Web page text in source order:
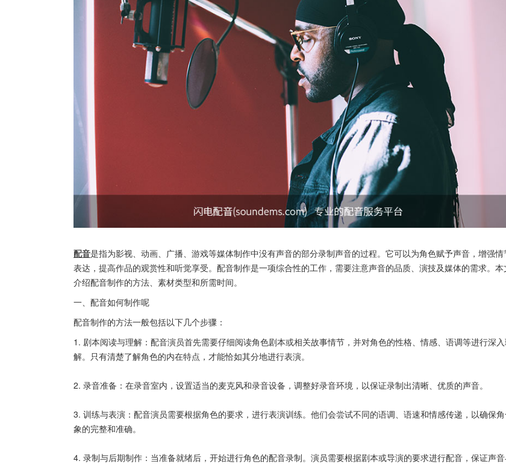
配音是指为影视、动画、广播、游戏等媒体制作中没有声音的部分录制声音的过程。它可以为角色赋予声音，增强情
表达，提高作品的观赏性和听觉享受。配音制作是一项综合性的工作，需要注意声音的品质、演技及媒体的需求。本
介绍配音制作的方法、素材类型和所需时间。
一、配音如何制作呢
配音制作的方法一般包括以下几个步骤：
1. 剧本阅读与理解：配音演员首先需要仔细阅读角色剧本或相关故事情节，并对角色的性格、情感、语调等进行深
解。只有清楚了解角色的内在特点，才能恰如其分地进行表演。
2. 录音准备：在录音室内，设置适当的麦克风和录音设备，调整好录音环境，以保证录制出清晰、优质的声音。
3. 训练与表演：配音演员需要根据角色的要求，进行表演训练。他们会尝试不同的语调、语速和情感传递，以确保
象的完整和准确。
4. 录制与后期制作：当准备就绪后，开始进行角色的配音录制。演员需要根据剧本或导演的要求进行配音，保证声音